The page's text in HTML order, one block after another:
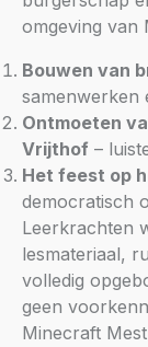
omgeving van
Bouwen van
samenwerken
Ontmoeten
Vrijthof –
Het feest op
democratisch
Leerkrachten
lesmateriaal,
volledig
geen
Minecraft